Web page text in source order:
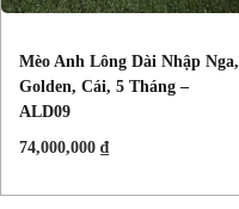
Mèo Anh Lông Dài Nhập Nga,
Golden, Cái, 5 Tháng –
ALD09
74,000,000 ₫